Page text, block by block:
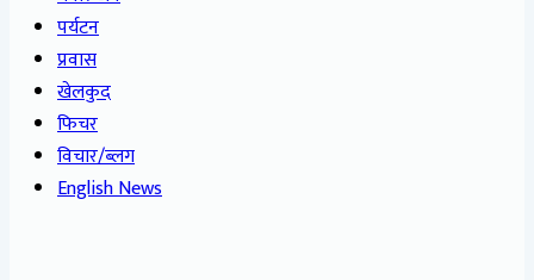
पर्यटन
प्रवास
खेलकुद
फिचर
विचार/ब्लग
English News